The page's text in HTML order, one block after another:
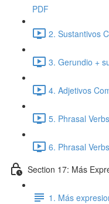
PDF
2. Sustantivos
3. Gerundio +
4. Adjetivos
5. Phrasal
6. Phrasal
Section 17: Más
1. Más